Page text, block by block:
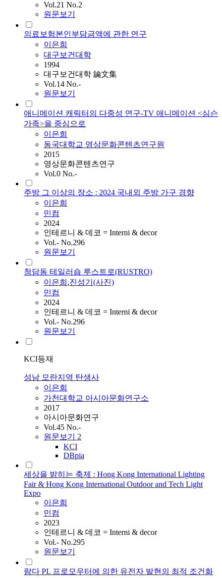
Vol.21 No.2
원문보기
의료보험본인부담금액에 관한 연구
이은희
대구보건대학
1994
대구보건대학 論文集
Vol.14 No.-
원문보기
애니메이션 캐릭터의 다중성 연구-TV 애니메이션 <심슨
가족>을 중심으로
이은희
동국대학교 영상문화콘텐츠연구원
2015
영상문화콘텐츠연구
Vol.0 No.-
주방 그 이상의 장소 : 2024 국내외 주방 가구 경향
이은희
민컴
2024
인테르니 & 데코 = Interni & decor
Vol.- No.296
원문보기
청담동 테일러숍 루스트로(RUSTRO)
이은희 ,진성기(사진)
민컴
2024
인테르니 & 데코 = Interni & decor
Vol.- No.296
원문보기
KCI등재
성남 모란지역 탄생사
이은희
가천대학교 아시아문화연구소
2017
아시아문화연구
Vol.45 No.-
원문보기 2
KCI
DBpia
세상을 밝히는 축제 : Hong Kong International Lighting
Fair & Hong Kong International Outdoor and Tech Light
Expo
이은희
민컴
2023
인테르니 & 데코 = Interni & decor
Vol.- No.295
원문보기
람다 PL 프로모우터에 의한 유전자 발현의 최적 조건화